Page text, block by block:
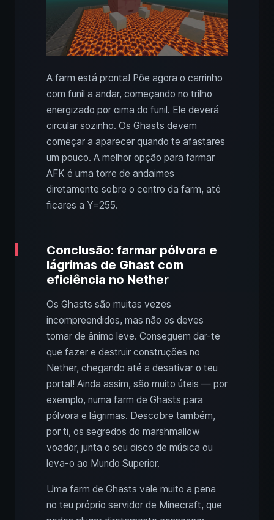
A farm está pronta! Põe agora o carrinho
com funil a andar, começando no trilho
energizado por cima do funil. Ele deverá
circular sozinho. Os Ghasts devem
começar a aparecer quando te afastares
um pouco. A melhor opção para farmar
AFK é uma torre de andaimes
diretamente sobre o centro da farm, até
ficares a Y=255.
Conclusão: farmar pólvora e
lágrimas de Ghast com
eficiência no Nether
Os Ghasts são muitas vezes
incompreendidos, mas não os deves
tomar de ânimo leve. Conseguem dar-te
que fazer e destruir construções no
Nether, chegando até a desativar o teu
portal! Ainda assim, são muito úteis — por
exemplo, numa farm de Ghasts para
pólvora e lágrimas. Descobre também,
por ti, os segredos do marshmallow
voador, junta o seu disco de música ou
leva-o ao Mundo Superior.
Uma farm de Ghasts vale muito a pena
no teu próprio servidor de Minecraft, que